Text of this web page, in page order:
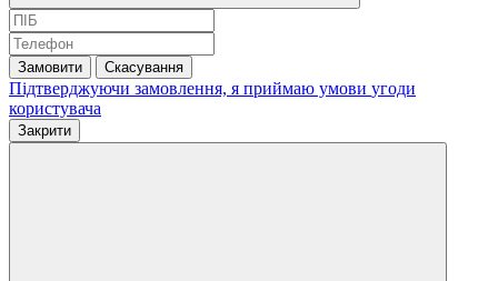
Замовити Скасування
Підтверджуючи замовлення, я приймаю умови угоди
користувача
Закрити